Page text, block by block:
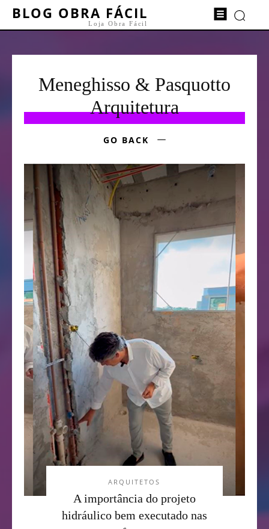
BLOG OBRA FÁCIL
Loja Obra Fácil
Meneghisso & Pasquotto
Arquitetura
GO BACK
ARQUITETOS
A importância do projeto
hidráulico bem executado nas